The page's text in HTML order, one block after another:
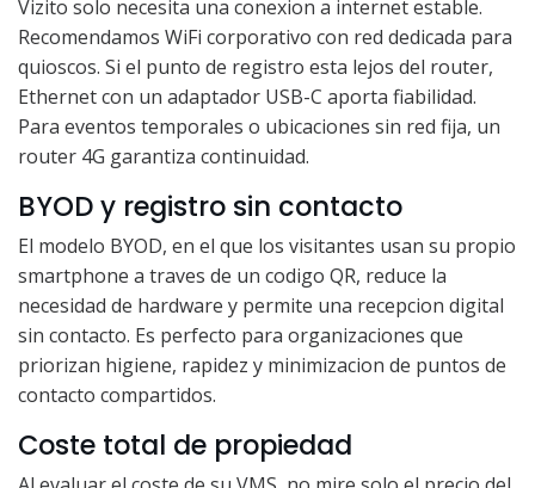
Vizito solo necesita una conexion a internet estable.
Recomendamos WiFi corporativo con red dedicada para
quioscos. Si el punto de registro esta lejos del router,
Ethernet con un adaptador USB-C aporta fiabilidad.
Para eventos temporales o ubicaciones sin red fija, un
router 4G garantiza continuidad.
BYOD y registro sin contacto
El modelo BYOD, en el que los visitantes usan su propio
smartphone a traves de un codigo QR, reduce la
necesidad de hardware y permite una recepcion digital
sin contacto. Es perfecto para organizaciones que
priorizan higiene, rapidez y minimizacion de puntos de
contacto compartidos.
Coste total de propiedad